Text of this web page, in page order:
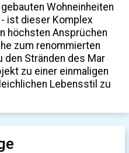
Wohneinheiten
ist dieser Komplex
höchsten Ansprüchen
zum renommierten
den Stränden des Mar
zu einer einmaligen
Lebensstil zu